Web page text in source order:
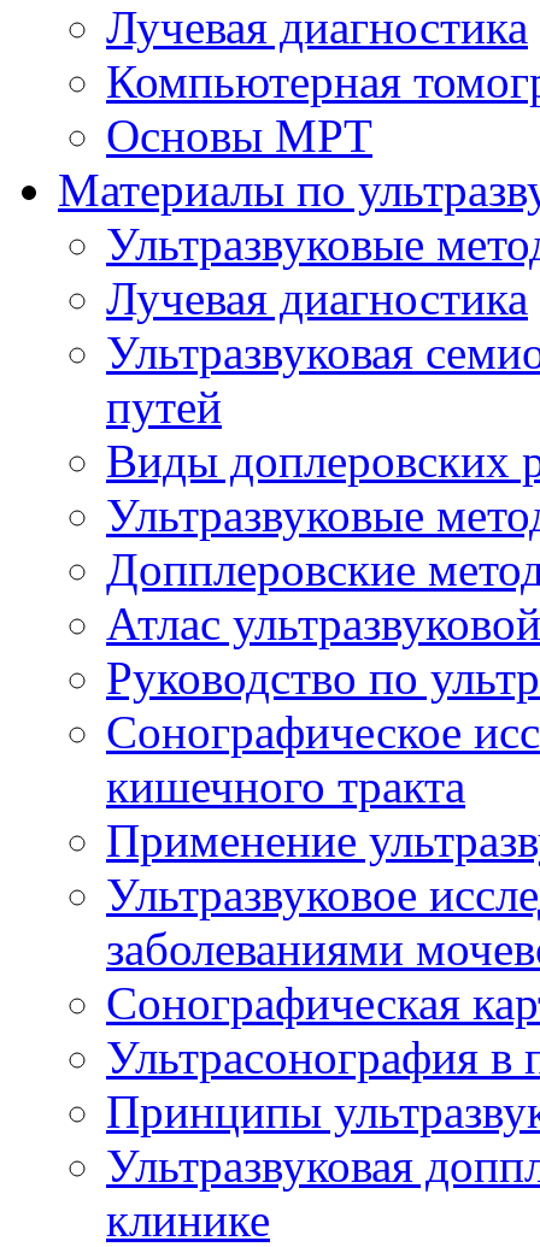
Лучевая диагностика
Компьютерная
Основы МРТ
Материалы по
Ультразвуковые
Лучевая диагностика
Ультразвуковая
путей
Виды доплеровских
Ультразвуковые
Допплеровские
Атлас
Руководство по
Сонографическое
кишечного тракта
Применение
Ультразвуковое
заболеваниями
Сонографическая
Ультрасонография в
Принципы
Ультразвуковая
клинике